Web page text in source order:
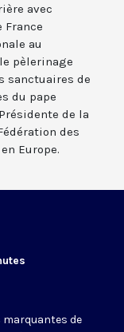
avec
France
au
pèlerinage
sanctuaires de
du pape
de la
des
Europe.
marquantes de